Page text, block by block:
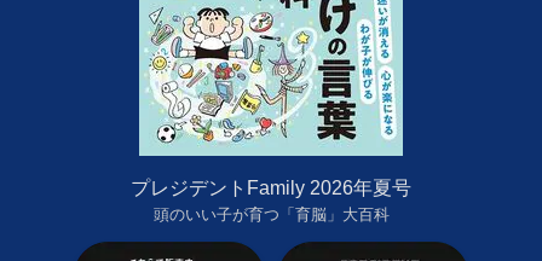
プレジデントFamily 2026年夏号
頭のいい子が育つ「育脳」大百科